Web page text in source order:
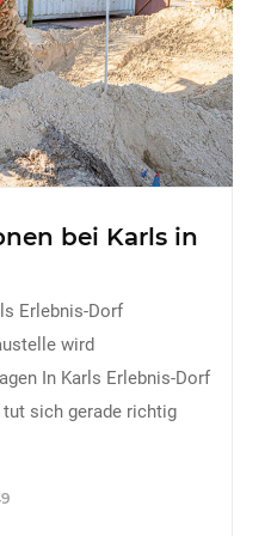
bei Karls in
Erlebnis-Dorf
wird
In Karls Erlebnis-Dorf
sich gerade richtig